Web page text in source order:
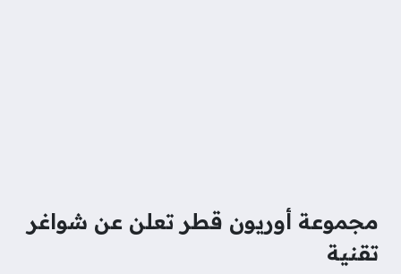
مجموعة أوريون قطر تعلن عن شواغر
تقنية